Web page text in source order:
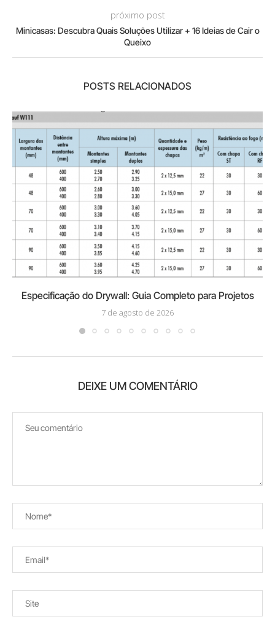
próximo post
Minicasas: Descubra Quais Soluções Utilizar + 16 Ideias de Cair o
Queixo
POSTS RELACIONADOS
Especificação do Drywall: Guia Completo para Projetos
7 de agosto de 2026
DEIXE UM COMENTÁRIO